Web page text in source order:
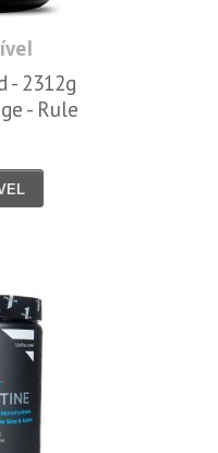
- 2312g
- Rule